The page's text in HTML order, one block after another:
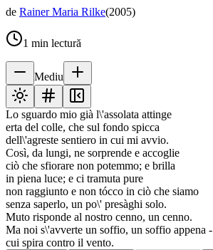
de Rainer Maria Rilke(2005)
1 min lectură
Mediu
Lo sguardo mio già l\'assolata attinge
erta del colle, che sul fondo spicca
dell\'agreste sentiero in cui mi avvio.
Così, da lungi, ne sorprende e accoglie
ciò che sfiorare non potemmo; e brilla
in piena luce; e ci tramuta pure
non raggiunto e non tócco in ciò che siamo
senza saperlo, un po\' presàghi solo.
Muto risponde al nostro cenno, un cenno.
Ma noi s\'avverte un soffio, un soffio appena -
cui spira contro il vento.